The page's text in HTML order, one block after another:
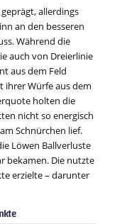
allerdings
an den besseren
Während die
auch von Dreierlinie
aus dem Feld
ihrer Würfe aus dem
holten die
nicht so energisch
Schnürchen lief.
Löwen Ballverluste
bekamen. Die nutzte
erzielte – darunter